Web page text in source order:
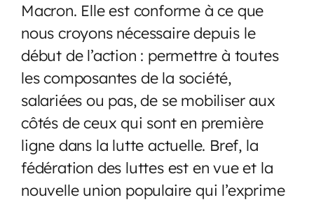
Macron. Elle est conforme à ce que
nous croyons nécessaire depuis le
début de l’action : permettre à toutes
les composantes de la société,
salariées ou pas, de se mobiliser aux
côtés de ceux qui sont en première
ligne dans la lutte actuelle. Bref, la
fédération des luttes est en vue et la
nouvelle union populaire qui l’exprime